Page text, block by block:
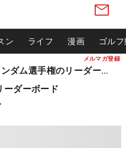
メルマガ登録
ン ライフ 漫画 ゴル
松山英樹ら出場 ウィンダム選手権のリーダーボード
ダーボード